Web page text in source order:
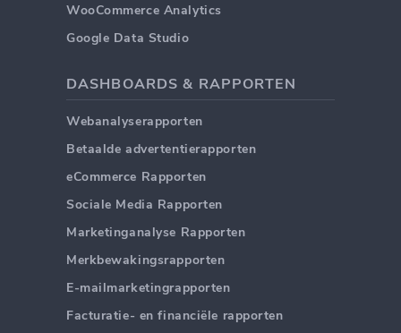
WooCommerce Analytics
Google Data Studio
DASHBOARDS & RAPPORTEN
Webanalyserapporten
Betaalde advertentierapporten
eCommerce Rapporten
Sociale Media Rapporten
Marketinganalyse Rapporten
Merkbewakingsrapporten
E-mailmarketingrapporten
Facturatie- en financiële rapporten